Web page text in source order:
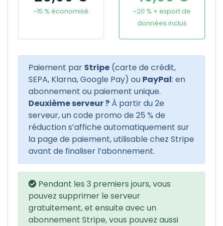
~15 % économisé
~20 % + export de
données inclus
Paiement par Stripe (carte de crédit,
SEPA, Klarna, Google Pay) ou PayPal: en
abonnement ou paiement unique.
Deuxième serveur ? À partir du 2e
serveur, un code promo de 25 % de
réduction s’affiche automatiquement sur
la page de paiement, utilisable chez Stripe
avant de finaliser l’abonnement.
Pendant les 3 premiers jours, vous
pouvez supprimer le serveur
gratuitement, et ensuite avec un
abonnement Stripe, vous pouvez aussi